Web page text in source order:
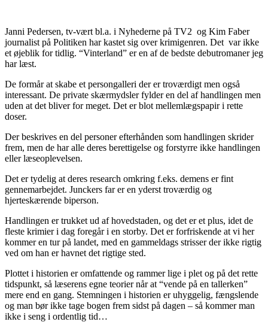
Janni Pedersen, tv-vært bl.a. i Nyhederne på TV2 og Kim Faber
journalist på Politiken har kastet sig over krimigenren. Det var ikke
et øjeblik for tidlig. “Vinterland” er en af de bedste debutromaner jeg
har læst.
De formår at skabe et persongalleri der er troværdigt men også
interessant. De private skærmydsler fylder en del af handlingen men
uden at det bliver for meget. Det er blot mellemlægspapir i rette
doser.
Der beskrives en del personer efterhånden som handlingen skrider
frem, men de har alle deres berettigelse og forstyrre ikke handlingen
eller læseoplevelsen.
Det er tydelig at deres research omkring f.eks. demens er fint
gennemarbejdet. Junckers far er en yderst troværdig og
hjerteskærende biperson.
Handlingen er trukket ud af hovedstaden, og det er et plus, idet de
fleste krimier i dag foregår i en storby. Det er forfriskende at vi her
kommer en tur på landet, med en gammeldags strisser der ikke rigtig
ved om han er havnet det rigtige sted.
Plottet i historien er omfattende og rammer lige i plet og på det rette
tidspunkt, så læserens egne teorier når at “vende på en tallerken”
mere end en gang. Stemningen i historien er uhyggelig, fængslende
og man bør ikke tage bogen frem sidst på dagen – så kommer man
ikke i seng i ordentlig tid…